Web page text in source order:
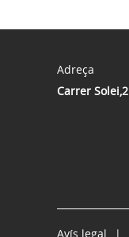
Adreça
Carrer Solei,2
Avís legal